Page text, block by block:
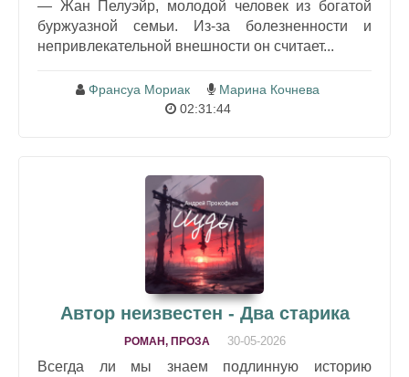
— Жан Пелуэйр, молодой человек из богатой
буржуазной семьи. Из-за болезненности и
непривлекательной внешности он считает...
Франсуа Мориак
Марина Кочнева
02:31:44
Автор неизвестен - Два старика
РОМАН, ПРОЗА 30-05-2026
Всегда ли мы знаем подлинную историю